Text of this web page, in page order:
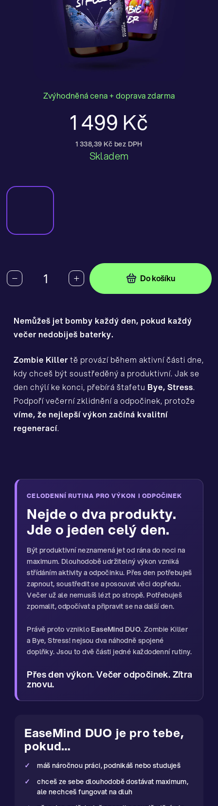
+
− Do košíku
Nemůžeš jet bomby každý den, pokud každý
večer nedobiješ baterky.
Zombie Killer tě provází během aktivní části dne,
kdy chceš být soustředěný a produktivní. Jak se
den chýlí ke konci, přebírá štafetu Bye, Stress.
Podpoří večerní zklidnění a odpočinek, protože
víme, že nejlepší výkon začíná kvalitní
regenerací.
Zvýhodněná cena + doprava zdarma
1 499 Kč
1 338,39 Kč bez DPH
Skladem
CELODENNÍ RUTINA PRO VÝKON I ODPOČINEK
Nejde o dva produkty.
Jde o jeden celý den.
Být produktivní neznamená jet od rána do noci na
maximum. Dlouhodobě udržitelný výkon vzniká
střídáním aktivity a odpočinku. Přes den potřebuješ
zapnout, soustředit se a posouvat věci dopředu.
Večer už ale nemusíš lézt po stropě. Potřebuješ
zpomalit, odpočívat a připravit se na další den.
Právě proto vznikloEaseMind DUO. Zombie Killer
a Bye, Stress! nejsou dva náhodně spojené
doplňky. Jsou to dvě části jedné každodenní rutiny.
Přes den výkon. Večer odpočinek. Zítra
znovu.
EaseMind DUO je pro tebe,
pokud…
máš náročnou práci, podnikáš nebo studuješ
chceš ze sebe dlouhodobě dostávat maximum,
ale nechceš fungovat na dluh